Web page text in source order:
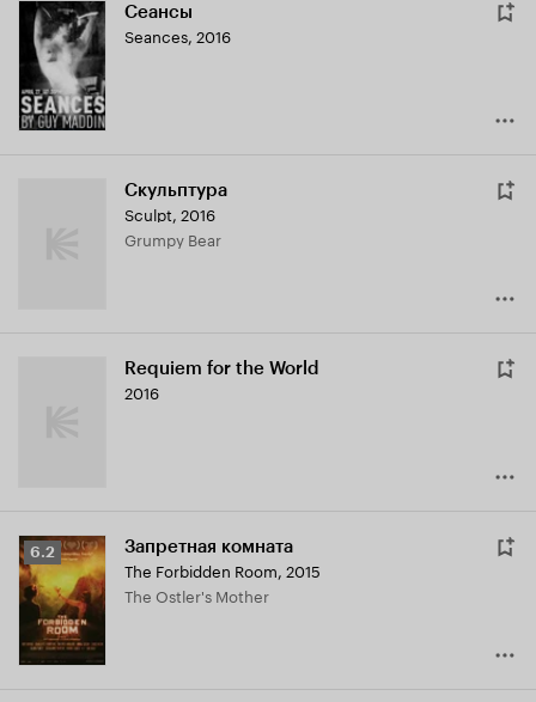
Сеансы
Seances, 2016
Скульптура
Sculpt, 2016
Grumpy Bear
Requiem for the World
2016
Рейтинг
Кинопоиска
6.2
6.2 Запретная комната
The Forbidden Room, 2015
The Ostler's Mother